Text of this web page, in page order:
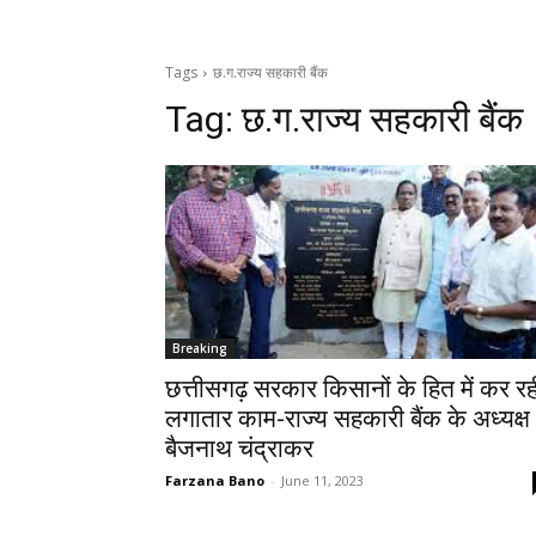
Tags छ.ग.राज्य सहकारी बैंक
Tag:छ.ग.राज्य सहकारी बैंक
Breaking
छत्तीसगढ़ सरकार किसानों के हित में कर
लगातार काम-राज्य सहकारी बैंक के अध्यक्ष
बैजनाथ चंद्राकर
Farzana Bano - June 11, 2023